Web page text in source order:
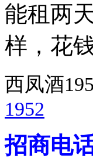
能租两
样，花
西凤酒
1952
招商电